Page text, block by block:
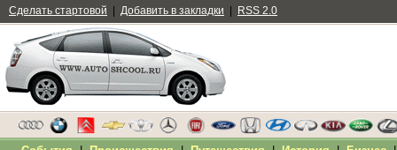
Сделать стартовой Добавить в закладки RSS 2.0